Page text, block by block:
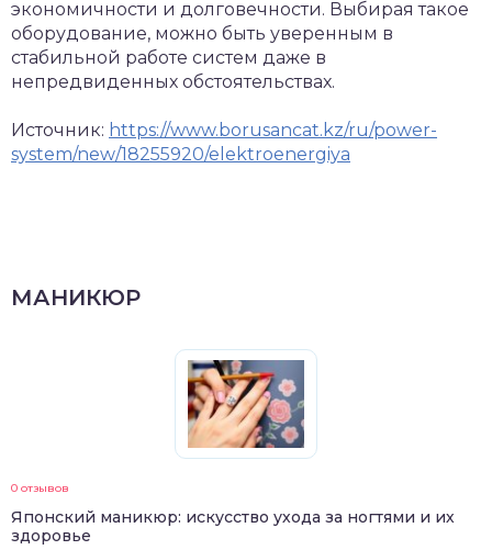
экономичности и долговечности. Выбирая такое
оборудование, можно быть уверенным в
стабильной работе систем даже в
непредвиденных обстоятельствах.
Источник: https://www.borusancat.kz/ru/power-
system/new/18255920/elektroenergiya
МАНИКЮР
0 отзывов
Японский маникюр: искусство ухода за ногтями и их
здоровье